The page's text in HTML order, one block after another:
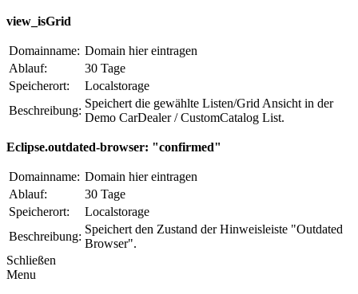
view_isGrid
Domainname: Domain hier eintragen
Ablauf:
30 Tage
Speicherort:
Localstorage
Beschreibung:
Speichert die gewählte Listen/Grid Ansicht in der
Demo CarDealer / CustomCatalog List.
Eclipse.outdated-browser: "confirmed"
Domainname: Domain hier eintragen
Ablauf:
30 Tage
Speicherort:
Localstorage
Beschreibung:
Speichert den Zustand der Hinweisleiste "Outdated
Browser".
Schließen
Menu